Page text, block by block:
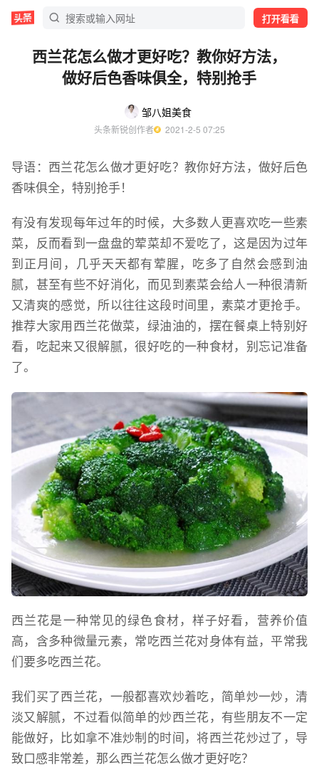
打开看看
西兰花怎么做才更好吃？教你好方法，
做好后色香味俱全，特别抢手
邹八姐美食
头条新锐创作者
  2021-2-5 07:25
导语：西兰花怎么做才更好吃？教你好方法，做好后色
香味俱全，特别抢手！
有没有发现每年过年的时候，大多数人更喜欢吃一些素
菜，反而看到一盘盘的荤菜却不爱吃了，这是因为过年
到正月间，几乎天天都有荤腥，吃多了自然会感到油
腻，甚至有些不好消化，而见到素菜会给人一种很清新
又清爽的感觉，所以往往这段时间里，素菜才更抢手。
推荐大家用西兰花做菜，绿油油的，摆在餐桌上特别好
看，吃起来又很解腻，很好吃的一种食材，别忘记准备
了。
西兰花是一种常见的绿色食材，样子好看，营养价值
高，含多种微量元素，常吃西兰花对身体有益，平常我
们要多吃西兰花。
我们买了西兰花，一般都喜欢炒着吃，简单炒一炒，清
淡又解腻，不过看似简单的炒西兰花，有些朋友不一定
能做好，比如拿不准炒制的时间，将西兰花炒过了，导
致口感非常差，那么西兰花怎么做才更好吃？